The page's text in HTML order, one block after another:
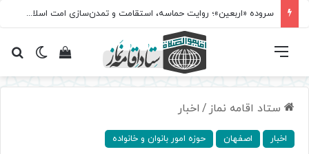
سروده‌ «اربعین»؛ روایت حماسه، استقامت و تمدن‌سازی امت اسلامی
تغییرمشاهده فهرست
ستاد اقامه نماز / اخبار
اخبار اصفهان حوزه امور بانوان و خانواده